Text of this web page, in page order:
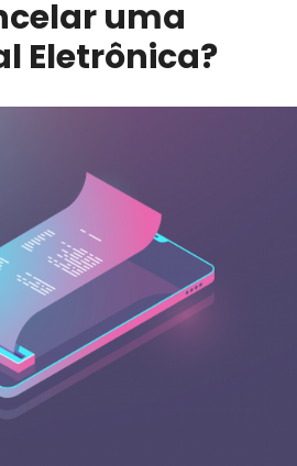
uma
Eletrônica?